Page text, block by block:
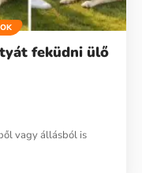
feküdni ülő
vagy állásból is